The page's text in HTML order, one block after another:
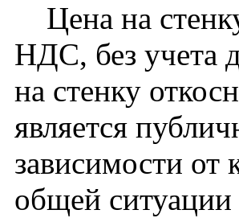
Цена на
НДС, без учета
на стенку
является
зависимости от
общей